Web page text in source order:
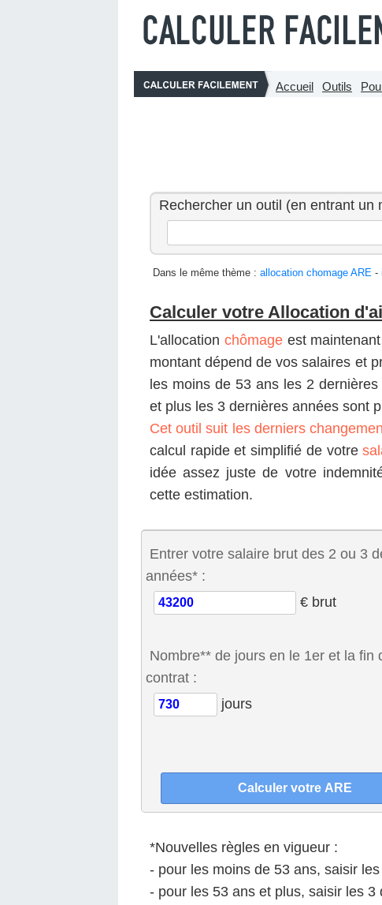
Accueil Outils
Rechercher un outil (en entrant un
Dans le même thème : allocation chomage ARE-
Calculer votre Allocation
L'allocation chômageest
montant dépend de vos salaires et
les moins de 53 ans les 2
et plus les 3 dernières années sont
Cet outil suit les derniers
calcul rapide et simplifié de votre
idée assez juste de votre
cette estimation.
Entrer votre salaire brut des 2 ou 3
années* :
€ brut
Nombre** de jours en le 1er et la fin
contrat :
jours
*Nouvelles règles en vigueur :
- pour les moins de 53 ans, saisir
- pour les 53 ans et plus, saisir les